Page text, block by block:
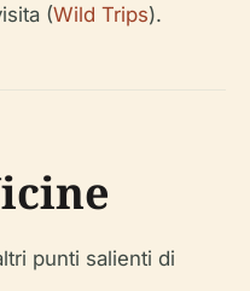
(Wild Trips).
punti salienti di